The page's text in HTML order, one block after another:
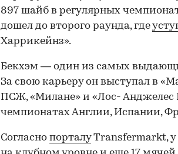
897 шайб в регулярных
дошел до второго раунда, где
Харрикейнз».
Бекхэм — один из самых
За свою карьеру он выступал в
ПСЖ, «Милане» и «Лос- Анджелес
чемпионатах Англии, Испании,
Согласно порталуTransfermarkt, у